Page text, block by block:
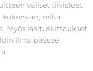
väliset tiivisteet
mikä
Myös lasituskittaukset
ilma pääsee